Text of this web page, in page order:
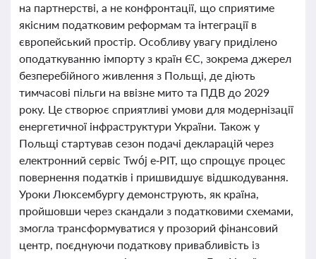
на партнерстві, а не конфронтації, що сприятиме
якісним податковим реформам та інтеграції в
європейський простір. Особливу увагу приділено
оподаткуванню імпорту з країн ЄС, зокрема джерел
безперебійного живлення з Польщі, де діють
тимчасові пільги на ввізне мито та ПДВ до 2029
року. Це створює сприятливі умови для модернізації
енергетичної інфраструктури України. Також у
Польщі стартував сезон подачі декларацій через
електронний сервіс Twój e‑PIT, що спрощує процес
повернення податків і пришвидшує відшкодування.
Уроки Люксембургу демонструють, як країна,
пройшовши через скандали з податковими схемами,
змогла трансформуватися у прозорий фінансовий
центр, поєднуючи податкову привабливість із